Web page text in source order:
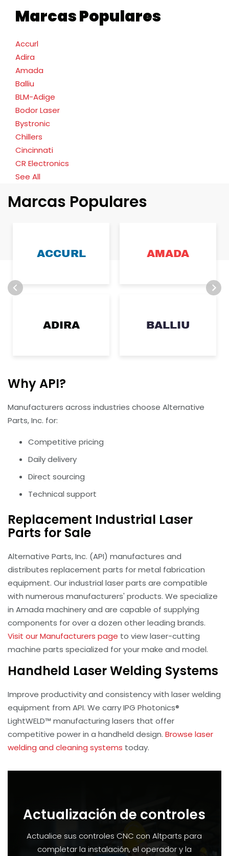
Marcas Populares
Accurl
Adira
Amada
Balliu
BLM-Adige
Bodor Laser
Bystronic
Chillers
Cincinnati
CR Electronics
See All
Marcas Populares
ACCURL
ADIRA
AMADA
BALLIU
Why API?
Manufacturers across industries choose Alternative
Parts, Inc. for:
Competitive pricing
Daily delivery
Direct sourcing
Technical support
Replacement Industrial Laser
Parts for Sale
Alternative Parts, Inc. (API) manufactures and
distributes replacement parts for metal fabrication
equipment. Our industrial laser parts are compatible
with numerous manufacturers' products. We specialize
in Amada machinery and are capable of supplying
components for over a dozen other leading brands.
Visit our Manufacturers page to view laser-cutting
machine parts specialized for your make and model.
Handheld Laser Welding Systems
Improve productivity and consistency with laser welding
equipment from API. We carry IPG Photonics®
LightWELD™ manufacturing lasers that offer
competitive power in a handheld design. Browse laser
welding and cleaning systems today.
Actualización de controles
Actualice sus controles CNC con Altparts para
completar la instalación, el operador y la